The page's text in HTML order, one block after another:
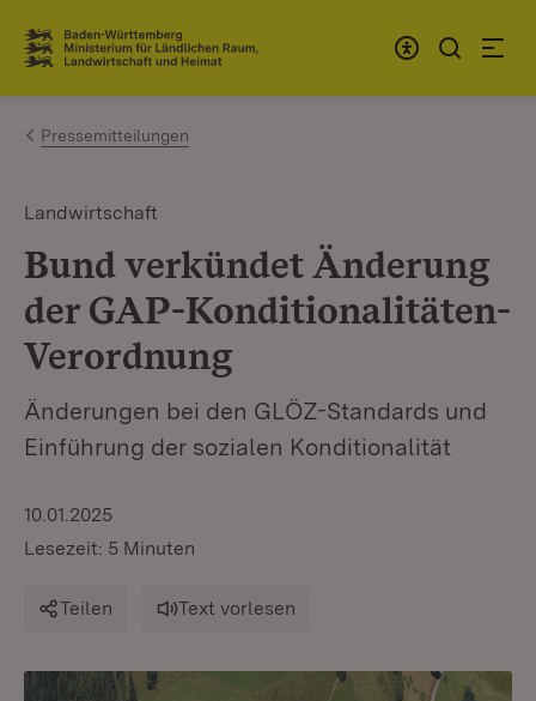
Zum Inhalt springen
Link zur Startseite
Pressemitteilungen
Landwirtschaft
Bund verkündet Änderung
der GAP-Konditionalitäten-
Verordnung
Änderungen bei den GLÖZ-Standards und
Einführung der sozialen Konditionalität
10.01.2025
Lesezeit: 5 Minuten
Teilen Text vorlesen